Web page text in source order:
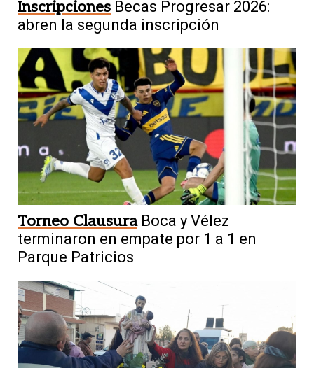
Inscripciones Becas Progresar 2026:
abren la segunda inscripción
Torneo Clausura Boca y Vélez
terminaron en empate por 1 a 1 en
Parque Patricios